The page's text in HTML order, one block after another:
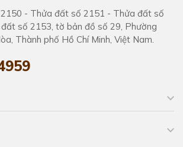
- Thửa đất số 2151 - Thửa đất số
số 2153, tờ bản đồ số 29, Phường
Thành phố Hồ Chí Minh, Việt Nam.